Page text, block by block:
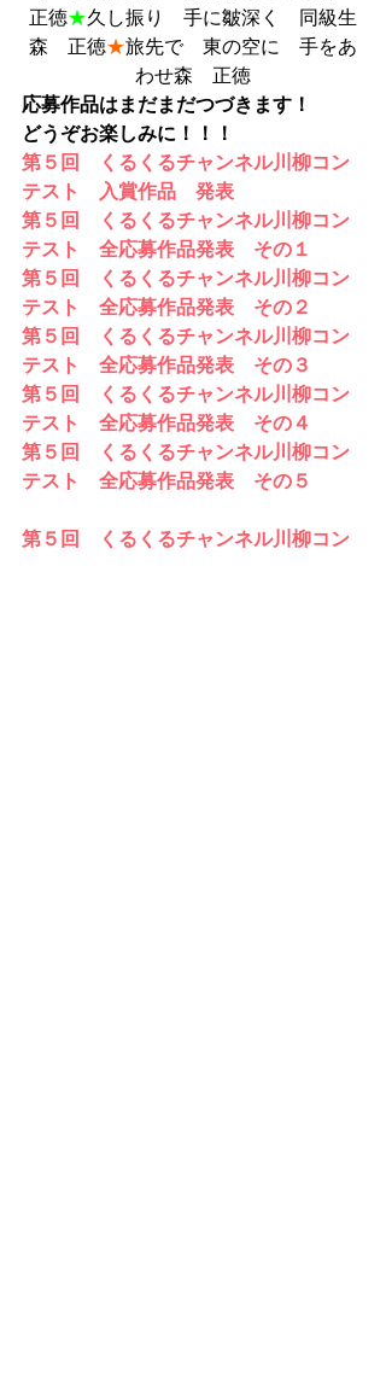
正徳★久し振り　手に皺深く　同級生
森　正徳★旅先で　東の空に　手をあ
わせ森　正徳
応募作品はまだまだつづきます！
どうぞお楽しみに！！！
第５回　くるくるチャンネル川柳コン
テスト　入賞作品　発表
第５回　くるくるチャンネル川柳コン
テスト　全応募作品発表　その１
第５回　くるくるチャンネル川柳コン
テスト　全応募作品発表　その２
第５回　くるくるチャンネル川柳コン
テスト　全応募作品発表　その３
第５回　くるくるチャンネル川柳コン
テスト　全応募作品発表　その４
第５回　くるくるチャンネル川柳コン
テスト　全応募作品発表　その５
第５回　くるくるチャンネル川柳コン